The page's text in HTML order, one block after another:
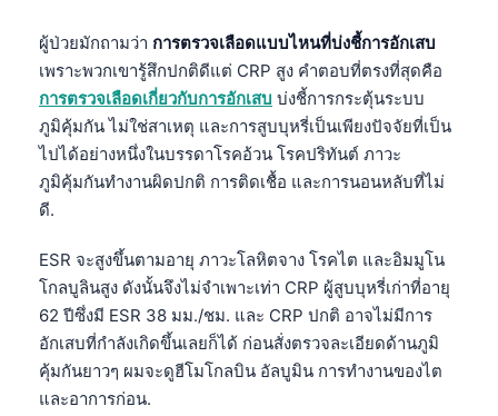
ผู้ป่วยมักถามว่า การตรวจเลือดแบบไหนที่บ่งชี้การอักเสบ
เพราะพวกเขารู้สึกปกติดีแต่ CRP สูง คำตอบที่ตรงที่สุดคือ
การตรวจเลือดเกี่ยวกับการอักเสบ บ่งชี้การกระตุ้นระบบ
ภูมิคุ้มกัน ไม่ใช่สาเหตุ และการสูบบุหรี่เป็นเพียงปัจจัยที่เป็น
ไปได้อย่างหนึ่งในบรรดาโรคอ้วน โรคปริทันต์ ภาวะ
ภูมิคุ้มกันทำงานผิดปกติ การติดเชื้อ และการนอนหลับที่ไม่
ดี.
ESR จะสูงขึ้นตามอายุ ภาวะโลหิตจาง โรคไต และอิมมูโน
โกลบูลินสูง ดังนั้นจึงไม่จำเพาะเท่า CRP ผู้สูบบุหรี่เก่าที่อายุ
62 ปีซึ่งมี ESR 38 มม./ชม. และ CRP ปกติ อาจไม่มีการ
อักเสบที่กำลังเกิดขึ้นเลยก็ได้ ก่อนสั่งตรวจละเอียดด้านภูมิ
คุ้มกันยาวๆ ผมจะดูฮีโมโกลบิน อัลบูมิน การทำงานของไต
และอาการก่อน.